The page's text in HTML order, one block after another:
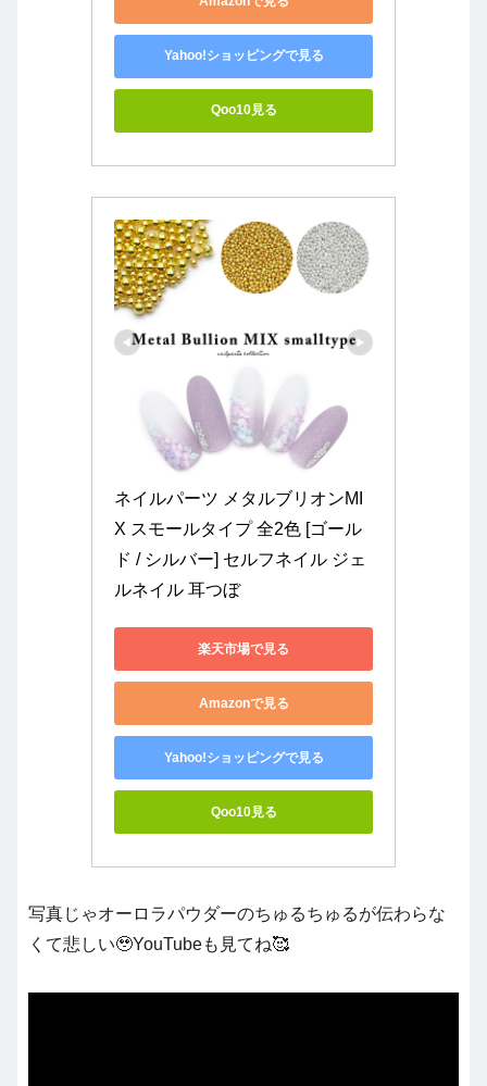
Yahoo!ショッピングで見る
Qoo10見る
ネイルパーツ メタルブリオンMI
X スモールタイプ 全2色 [ゴール
ド / シルバー] セルフネイル ジェ
ルネイル 耳つぼ
楽天市場で見る
Amazonで見る
Yahoo!ショッピングで見る
Qoo10見る
写真じゃオーロラパウダーのちゅるちゅるが伝わらな
くて悲しい🥹YouTubeも見てね🥰